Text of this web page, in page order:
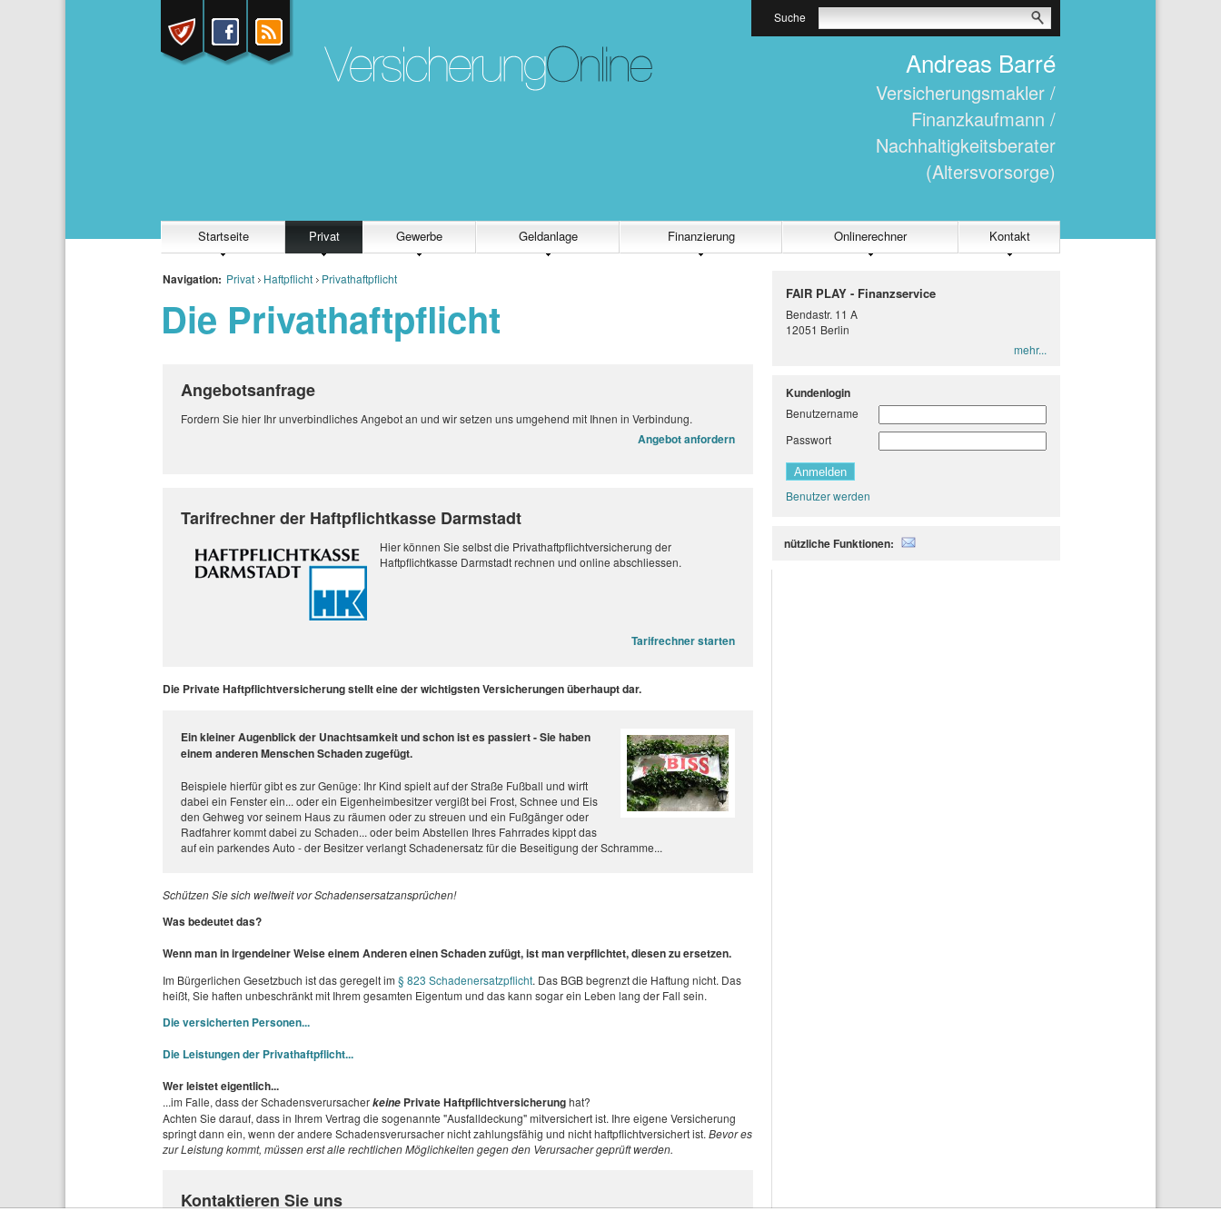
Suche
Andreas Barré
Versicherungsmakler /
Finanzkaufmann /
Nachhaltigkeitsberater
(Altersvorsorge)
Startseite Privat Gewerbe Geldanlage Finanzierung Onlinerechner Kontakt
Navigation: Privat Haftpflicht Privathaftpflicht
Die Privathaftpflicht
Angebotsanfrage
Fordern Sie hier Ihr unverbindliches Angebot an und wir setzen uns umgehend mit Ihnen in Verbindung.
Angebot anfordern
Tarifrechner der Haftpflichtkasse Darmstadt
Hier können Sie selbst die Privathaftpflichtversicherung der
Haftpflichtkasse Darmstadt rechnen und online abschliessen.
Tarifrechner starten
Die Private Haftpflichtversicherung stellt eine der wichtigsten Versicherungen überhaupt dar.
Ein kleiner Augenblick der Unachtsamkeit und schon ist es passiert - Sie haben
einem anderen Menschen Schaden zugefügt.
Beispiele hierfür gibt es zur Genüge: Ihr Kind spielt auf der Straße Fußball und wirft
dabei ein Fenster ein... oder ein Eigenheimbesitzer vergißt bei Frost, Schnee und Eis
den Gehweg vor seinem Haus zu räumen oder zu streuen und ein Fußgänger oder
Radfahrer kommt dabei zu Schaden... oder beim Abstellen Ihres Fahrrades kippt das
auf ein parkendes Auto - der Besitzer verlangt Schadenersatz für die Beseitigung der Schramme...
Schützen Sie sich weltweit vor Schadensersatzansprüchen!
Was bedeutet das?
Wenn man in irgendeiner Weise einem Anderen einen Schaden zufügt, ist man verpflichtet, diesen zu ersetzen.
Im Bürgerlichen Gesetzbuch ist das geregelt im § 823 Schadenersatzpflicht. Das BGB begrenzt die Haftung nicht. Das
heißt, Sie haften unbeschränkt mit Ihrem gesamten Eigentum und das kann sogar ein Leben lang der Fall sein.
Die versicherten Personen...
Die Leistungen der Privathaftpflicht...
Wer leistet eigentlich...
...im Falle, dass der Schadensverursacherkeine Private Haftpflichtversicherunghat?
Achten Sie darauf, dass in Ihrem Vertrag die sogenannte "Ausfalldeckung" mitversichert ist. Ihre eigene Versicherung
springt dann ein, wenn der andere Schadensverursacher nicht zahlungsfähig und nicht haftpflichtversichert ist. Bevor es
zur Leistung kommt, müssen erst alle rechtlichen Möglichkeiten gegen den Verursacher geprüft werden.
Kontaktieren Sie uns
FAIR PLAY - Finanzservice
Bendastr. 11 A
12051 Berlin
mehr...
Kundenlogin
Benutzername
Passwort
Benutzer werden
nützliche Funktionen: